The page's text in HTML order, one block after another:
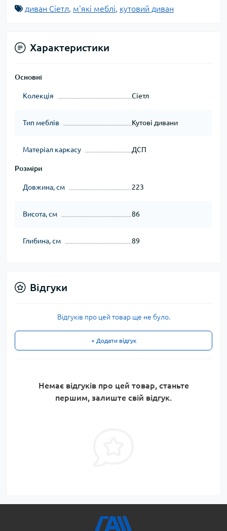
диван Сіетл м'які меблі кутовий диван
Характеристики
Основні
Колекція Сіетл
Тип меблів Кутові дивани
Матеріал каркасу ДСП
Розміри
Довжина, см 223
Висота, см 86
Глибина, см 89
Відгуки
Відгуків про цей товар ще не було.
+ Додати відгук
Немає відгуків про цей товар, станьте
першим, залиште свій відгук.